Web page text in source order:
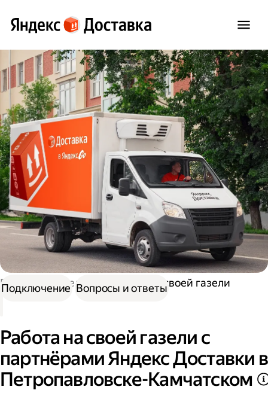
Работа водителем Работа на своей газели
Работа на своей газели с
партнёрами Яндекс Доставки в
Петропавловске-Камчатском
Подключение Вопросы и ответы